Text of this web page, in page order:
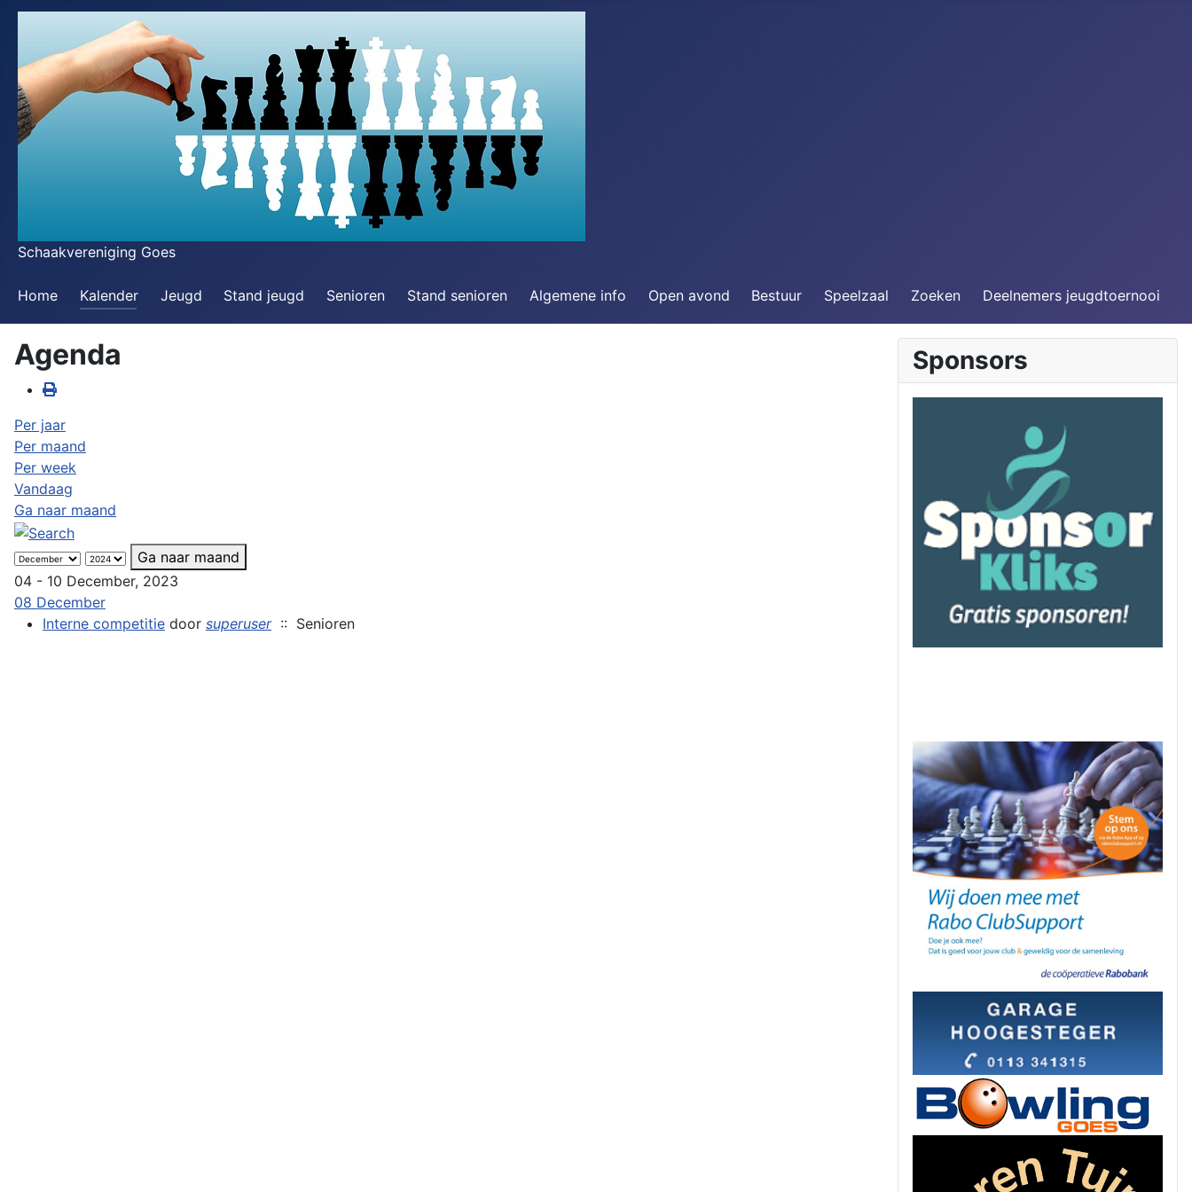
Schaakvereniging Goes
Home Kalender Jeugd Stand jeugd Senioren Stand senioren Algemene info Open avond Bestuur Speelzaal Zoeken Deelnemers jeugdtoernooi
Agenda
Per jaar
Per maand
Per week
Vandaag
Ga naar maand
Ga naar maand
04 - 10 December, 2023
08 December
Interne competitie door superuser:: Senioren
Sponsors